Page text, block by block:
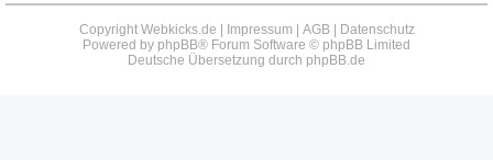
Copyright Webkicks.de | Impressum AGB|
Datenschutz
Powered by phpBB® Forum Software © phpBB Limited
Deutsche Übersetzung durch phpBB.de